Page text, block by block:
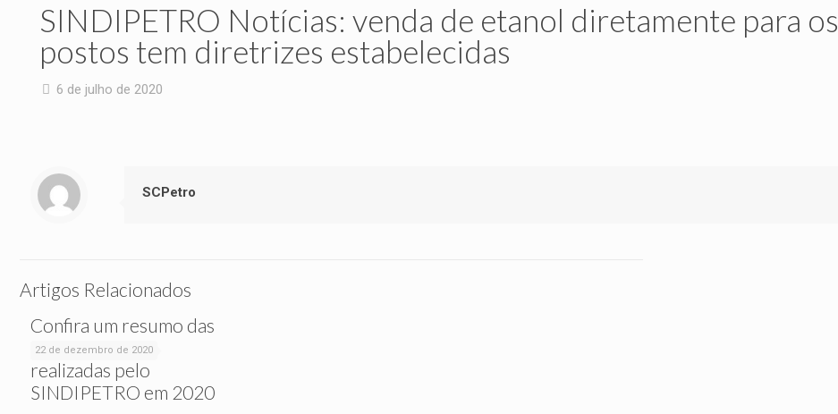
SINDIPETRO Notícias: venda de etanol diretamente para os
postos tem diretrizes estabelecidas
6 de julho de 2020
SCPetro
Artigos Relacionados
22 de dezembro de 2020
Confira um resumo das
ações sociais
realizadas pelo
SINDIPETRO em 2020